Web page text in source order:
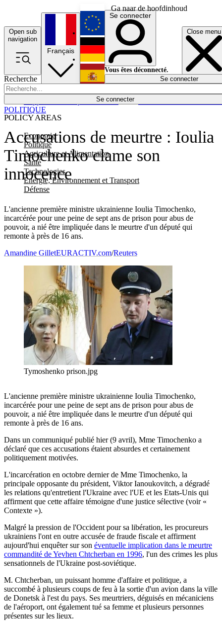
Ga naar de hoofdinhoud
Open sub
navigation
Close menu
Recherche
Se connecter
POLICY AREAS
Economie
Politique
Agriculture et Alimentation
Santé
Technologies
Energie, Environnement et Transport
Défense
Économie
Français
English
Deutsch
Español
Se connecter
Vous êtes déconnecté.
Se connecter
Accusations de meurtre : Ioulia
Timochenko clame son
innocence
L'ancienne première ministre ukrainienne Ioulia Timochenko,
incarcérée pour une peine de sept ans de prison pour abus de
pouvoir, a nié être impliquée dans le meurtre d'un député qui
remonte à près de 16 ans.
POLITIQUE
Amandine GilletEURACTIV.com/Reuters
Tymoshenko prison.jpg
L'ancienne première ministre ukrainienne Ioulia Timochenko,
incarcérée pour une peine de sept ans de prison pour abus de
pouvoir, a nié être impliquée dans le meurtre d'un député qui
remonte à près de 16 ans.
Dans un communiqué publié hier (9 avril), Mme Timochenko a
déclaré que ces accusations étaient absurdes et certainement
politiquement motivées.
L'incarcération en octobre dernier de Mme Timochenko, la
principale opposante du président, Viktor Ianoukovitch, a dégradé
les relations qu'entretient l'Ukraine avec l'UE et les Etats-Unis qui
affirment que cette affaire témoigne d'une justice sélective (voir «
Contexte »).
Malgré la pression de l'Occident pour sa libération, les procureurs
ukrainiens l'ont en outre accusée de fraude fiscale et affirment
aujourd'hui enquêter sur son éventuelle implication dans le meurtre
commandité de Yevhen Chtcherban en 1996, l'un des crimes les plus
sensationnels de l'Ukraine post-soviétique.
M. Chtcherban, un puissant homme d'affaire et politique, a
succombé à plusieurs coups de feu à la sortie d'un avion dans la ville
de Donetsk à l'est du pays. Ses meurtriers, déguisés en mécaniciens
de l'aéroport, ont également tué sa femme et plusieurs personnes
présentes sur les lieux.